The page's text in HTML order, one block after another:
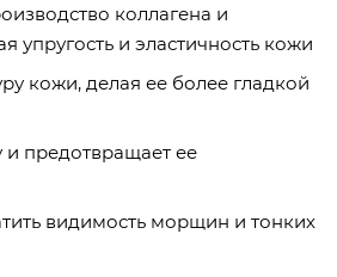
коллагена и
упругость и эластичность кожи
кожи, делая ее более гладкой
и предотвращает ее
видимость морщин и тонких